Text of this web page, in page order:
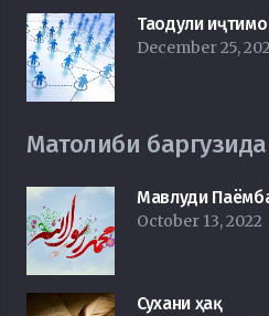
Таодули
December 25,
Матолиби баргузида
Мавлуди
October 13, 2022
Сухани ҳақ